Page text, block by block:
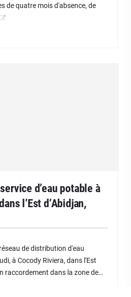
de quatre mois d'absence, de
d’eau potable à
l’Est d’Abidjan,
de distribution d'eau
à Cocody Riviera, dans l'Est
raccordement dans la zone de…